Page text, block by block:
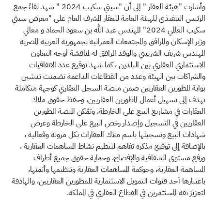
وأشارت "هيئة العقار " إلى أن "سيتي سكيب 2024 " شهد لقاءً جمع
الرئيس التنفيذي للهيئة العامة للعقار المشرف العام على "معرض سيتي
سكيب العالمي 2024" المهندس عبد الله بن سعود الحماد و معالي
وزير الإسكان والمرافق والمجتمعات العمرانية بجمهورية العربية المصرية
المهندس شريف الشريبني والوفد المرافق له لمناقشة أوجه التعاون
الاستثماري العقاري بين البلدين ، كما شهد توقيع عدد الاتفاقيات
والشراكات بين الهيئة وعدد من القطاعات الداعمة تضمنت تدشين
بوابة المطورين العقاريين ضمن منصة السجل العقاري كوجهة متكاملة
تهدف إلى تسهيل أعمال المطورين العقاريين، وحفظ حقوق ملاك
العقارات في مشاريع البيع على الخارطة، وتمّكن المنصة المطورين
العقاريين في التسجيل وإصدار رخص البيع على الخارطة وعرض
شهادات البيع وتسجيلها باسم ملاك العقارات بكل مرونة وفعالية ،
بالإضافة إلى توقيع مذكرة تفاهم لتنظيم نشاط المساهمات العقارية ،
ورفع مستوى الشفافية والإفصاح، وحماية حقوق جميع أطراف
المساهمة العقارية، وحوكمة المساهمات العقارية وتنظيمها وأتمتها،
باعتبارها أحد قنوات التمويل الاستثمارية للمطورين العقاريين، والهادفة
لتعزيز ثقة المستثمرين في القطاع العقاري في المملكة.